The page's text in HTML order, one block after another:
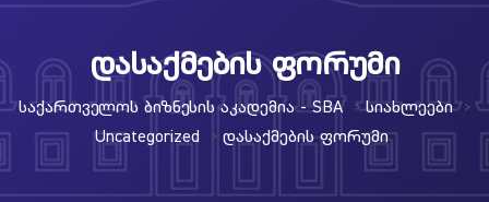
დასაქმების ფორუმი
Საქართველოს Ბიზნესის Აკადემია - SBA >Სიახლეები >
Uncategorized > Დასაქმების Ფორუმი